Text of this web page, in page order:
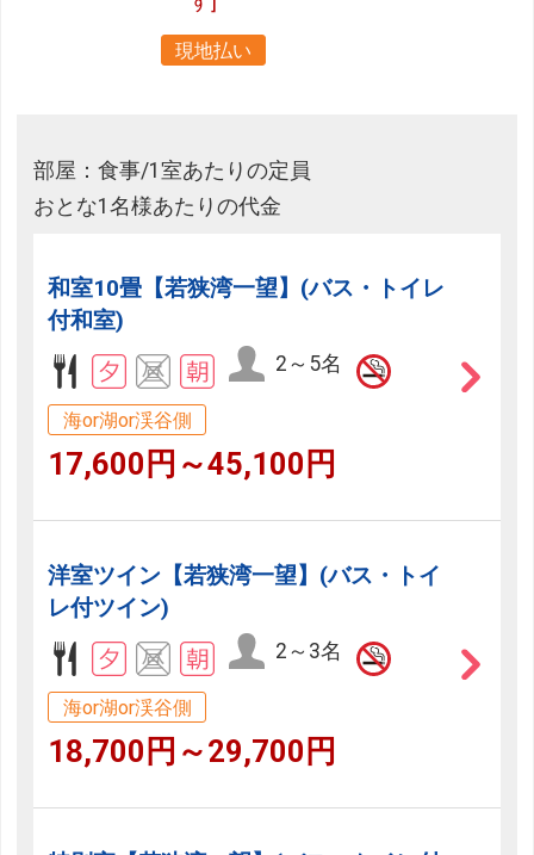
現地払い
部屋：食事/1室あたりの定員
おとな1名様あたりの代金
和室10畳【若狭湾一望】(バス・トイレ
付和室)
2～5名
海or湖or渓谷側
17,600円～45,100円
洋室ツイン【若狭湾一望】(バス・トイ
レ付ツイン)
2～3名
海or湖or渓谷側
18,700円～29,700円